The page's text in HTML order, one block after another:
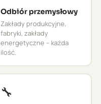
Odbiór przemysłowy
Zakłady produkcyjne,
fabryki, zakłady
energetyczne – każda
ilość.
🔧